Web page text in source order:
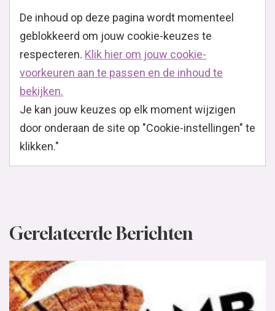
De inhoud op deze pagina wordt momenteel
geblokkeerd om jouw cookie-keuzes te
respecteren. Klik hier om jouw cookie-
voorkeuren aan te passen en de inhoud te
bekijken.
Je kan jouw keuzes op elk moment wijzigen
door onderaan de site op "Cookie-instellingen" te
klikken."
Gerelateerde Berichten